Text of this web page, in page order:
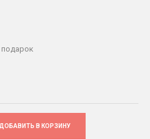
В КОРЗИНУ